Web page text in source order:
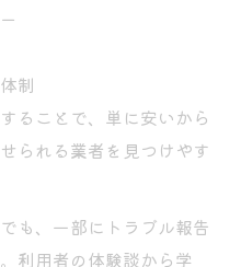
制
ることで、単に安いから
られる業者を見つけやす
も、一部にトラブル報告
利用者の体験談から学